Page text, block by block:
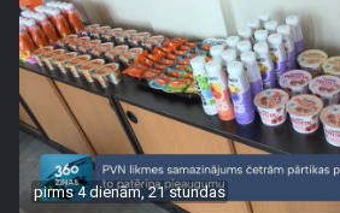
pirms 4 dienām, 21 stundas